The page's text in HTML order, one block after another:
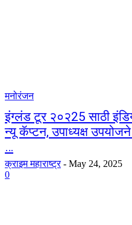
मनोरंजन
इंग्लंड टूर २०२25 साठी
न्यू कॅप्टन, उपाध्यक्ष
…
क्राइम महाराष्ट्र - May 24, 2025
0